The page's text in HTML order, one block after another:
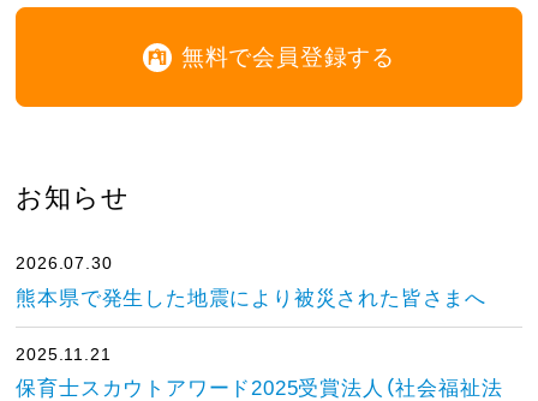
無料で会員登録する
お知らせ
2026.07.30
熊本県で発生した地震により被災された皆さまへ
2025.11.21
保育士スカウトアワード2025受賞法人（社会福祉法